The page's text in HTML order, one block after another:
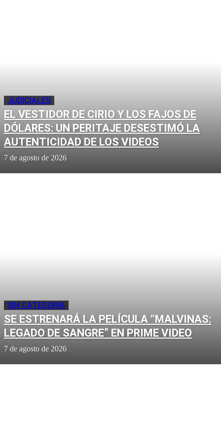
JUDICIALES
EL VESTIDOR DE CIRIO Y LOS FAJOS DE
DÓLARES: UN PERITAJE DESESTIMÓ LA
AUTENTICIDAD DE LOS VIDEOS
7 de agosto de 2026
SIN CATEGORÍA
SE ESTRENARÁ LA PELÍCULA “MALVINAS:
LEGADO DE SANGRE” EN PRIME VIDEO
7 de agosto de 2026